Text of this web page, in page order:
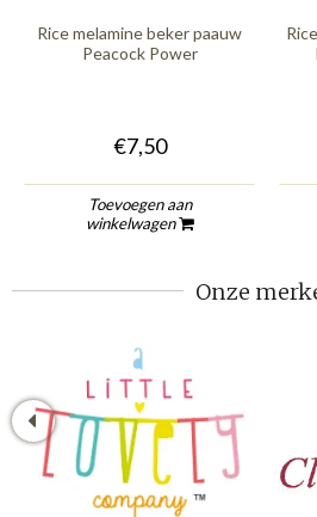
Rice melamine beker paauw
Peacock Power
€7,50
Toevoegen aan
winkelwagen
Onze